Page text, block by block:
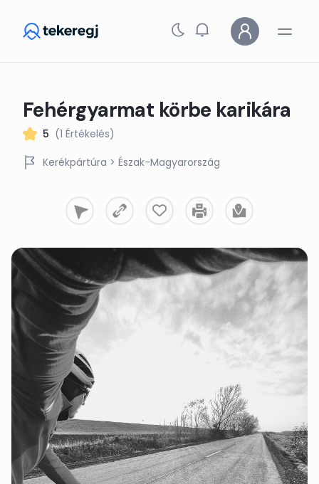
Fehérgyarmat körbe karikára
5 (1 Értékelés)
Kerékpártúra > Észak-Magyarország